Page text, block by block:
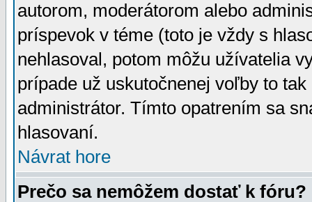
autorom, moderátorom alebo
príspevok v téme (toto je vždy s
nehlasoval, potom môžu užívatelia
prípade už uskutočnenej voľby to
administrátor. Tímto opatrením sa
hlasovaní.
Návrat hore
Prečo sa nemôžem dostať k fóru?